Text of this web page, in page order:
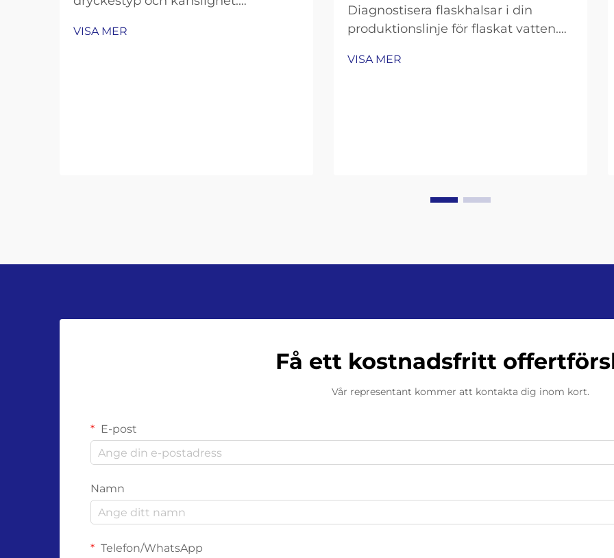
kolsyrade drycker och öl. Kolsyrade
VISA MER
Diagnostisera flaskhalsar i din
produktionslinje för flaskat vatten.
genomströmningsluckor:
VISA MER
Få ett kostnadsfritt
Vår representant kommer att kontakta dig inom kort.
E-post
Namn
Telefon/WhatsApp